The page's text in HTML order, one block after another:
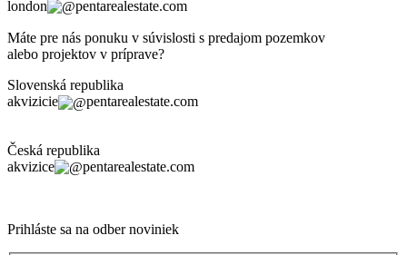
london
pentarealestate.com
Máte pre nás ponuku v súvislosti s predajom pozemkov
alebo projektov v príprave?
Slovenská republika
akvizicie
pentarealestate.com
Česká republika
akvizice
pentarealestate.com
Prihláste sa na odber noviniek